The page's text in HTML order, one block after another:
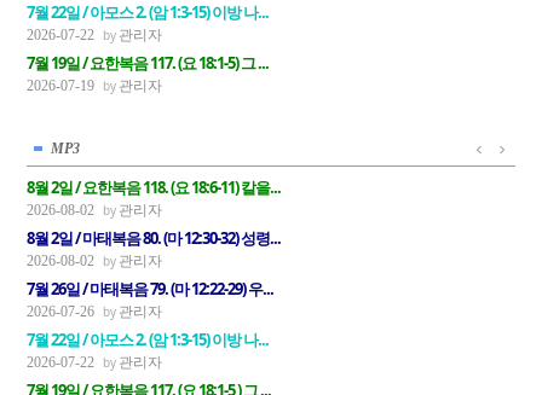
7월 22일 / 아모스 2. (암 1:3-15) 이방 나...
2026-07-22 관리자
7월 19일 / 요한복음 117. (요 18:1-5) 그 ...
2026-07-19 관리자
MP3
8월 2일 / 요한복음 118. (요 18:6-11) 칼을...
2026-08-02 관리자
8월 2일 / 마태복음 80. (마 12:30-32) 성령...
2026-08-02 관리자
7월 26일 / 마태복음 79. (마 12:22-29) 우...
2026-07-26 관리자
7월 22일 / 아모스 2. (암 1:3-15) 이방 나...
2026-07-22 관리자
7월 19일 / 요한복음 117. (요 18:1-5 ) 그 ...